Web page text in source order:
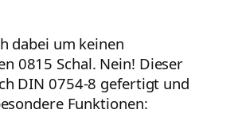
dabei um keinen
0815 Schal. Nein! Dieser
DIN 0754-8 gefertigt und
Funktionen: